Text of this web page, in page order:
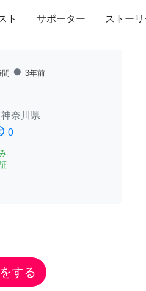
ト サポーター ストーリ
インテリア 趣味・習い事
fiber_manual_record 3年前
神奈川県
0
する